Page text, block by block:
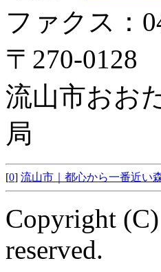
ファクス：
〒270-0128
流山市おお
局
[0] 流山市｜都心から一番近い
Copyright
reserved.